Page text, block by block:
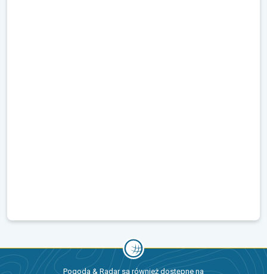
Pogoda & Radar są również dostępne na